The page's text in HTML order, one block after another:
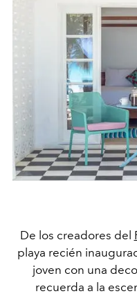
De los creadores del
playa recién
joven con una
recuerda a la